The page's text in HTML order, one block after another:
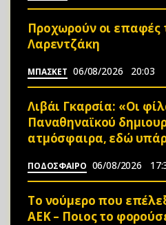
Προχωρούν οι επαφές
Λαρεντζάκη
ΜΠΑΣΚΕΤ 06/08/2026 20:03
Λιβάι Γκαρσία: «Οι
Παναθηναϊκού
ατμόσφαιρα, εδώ
ΠΟΔΟΣΦΑΙΡΟ 06/08/2026
Το νούμερο που
ΑΕΚ – Ποιος το